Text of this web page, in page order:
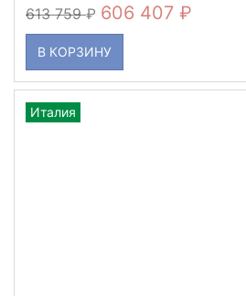
613 759
606 407
В КОРЗИНУ
Италия